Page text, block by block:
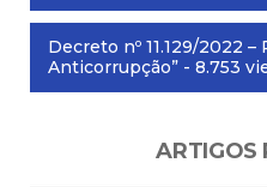
Decreto nº 11.129/2022
Anticorrupção” - 8.753
ARTIGOS